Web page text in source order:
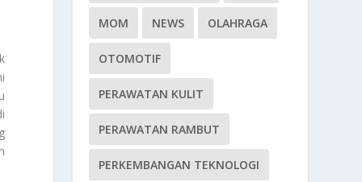
MOM NEWS OLAHRAGA
OTOMOTIF
PERAWATAN KULIT
PERAWATAN RAMBUT
PERKEMBANGAN TEKNOLOGI